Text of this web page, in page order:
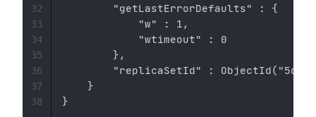
        "getLastErrorDefaults" : {
            "w" : 1,
            "wtimeout" : 0
        },
"replicaSetId" :
    }
32
33
34
35
36
37
38